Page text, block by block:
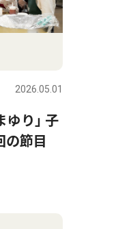
2026.05.01
ゆり｣ 子
の節目